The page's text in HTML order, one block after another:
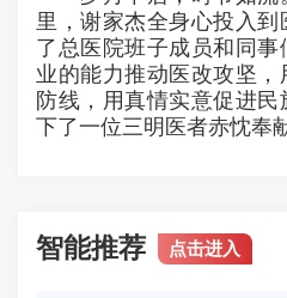
里，谢家杰全身心投入
了总医院班子成员和同
业的能力推动医改攻坚
防线，用真情实意促进
下了一位三明医者赤忱
智能推荐 点击进入